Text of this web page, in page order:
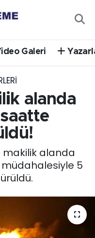
Galeri
alanda
makilik alanda
müdahalesiyle 5
ve Fikstür